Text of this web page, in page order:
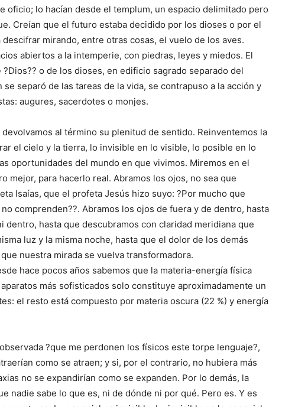
oficio; lo hacían desde el templum, un espacio delimitado pero
Creían que el futuro estaba decidido por los dioses o por el
mirando, entre otras cosas, el vuelo de los aves.
abiertos a la intemperie, con piedras, leyes y miedos. El
o de los dioses, en edificio sagrado separado del
separó de las tareas de la vida, se contrapuso a la acción y
augures, sacerdotes o monjes.
al término su plenitud de sentido. Reinventemos la
el cielo y la tierra, lo invisible en lo visible, lo posible en lo
oportunidades del mundo en que vivimos. Miremos en el
mejor, para hacerlo real. Abramos los ojos, no sea que
Isaías, que el profeta Jesús hizo suyo: ?Por mucho que
comprenden??. Abramos los ojos de fuera y de dentro, hasta
dentro, hasta que descubramos con claridad meridiana que
luz y la misma noche, hasta que el dolor de los demás
nuestra mirada se vuelva transformadora.
hace pocos años sabemos que la materia-energía física
más sofisticados solo constituye aproximadamente un
el resto está compuesto por materia oscura (22 %) y energía
?que me perdonen los físicos este torpe lenguaje?,
como se atraen; y si, por el contrario, no hubiera más
no se expandirían como se expanden. Por lo demás, la
nadie sabe lo que es, ni de dónde ni por qué. Pero es. Y es